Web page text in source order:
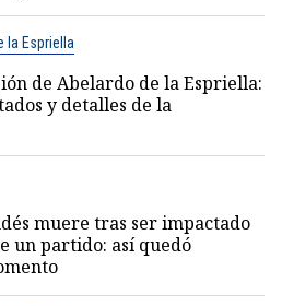
la Espriella
de Abelardo de la Espriella:
y detalles de la
muere tras ser impactado
un partido: así quedó